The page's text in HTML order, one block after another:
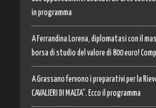
in programma
A Ferrandina Lorena, diplomatasi con il
borsa di studio del valore di 800 euro!
A Grassano fervono i preparativi per la
CAVALIERI DI MALTA”. Ecco il programma